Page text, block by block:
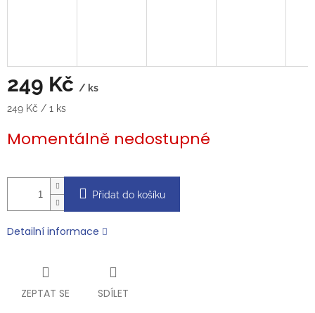
249 Kč / ks
Měrná
249 Kč / 1 ks
Momentálně nedostupné
Přidat do košíku
Detailní informace
ZEPTAT SE SDÍLET